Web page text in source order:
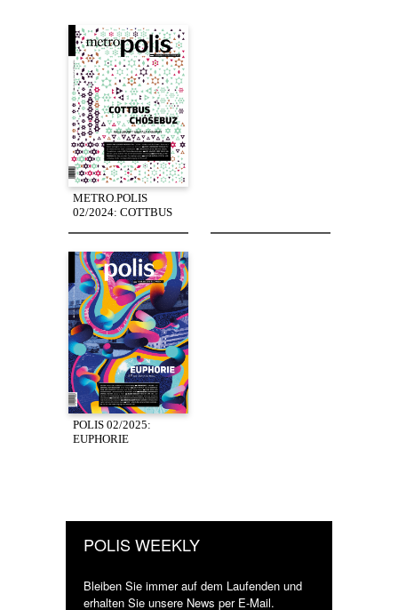
METRO.POLIS
02/2024: COTTBUS
POLIS 02/2025:
EUPHORIE
POLIS WEEKLY
Bleiben Sie immer auf dem Laufenden und
erhalten Sie unsere News per E-Mail.